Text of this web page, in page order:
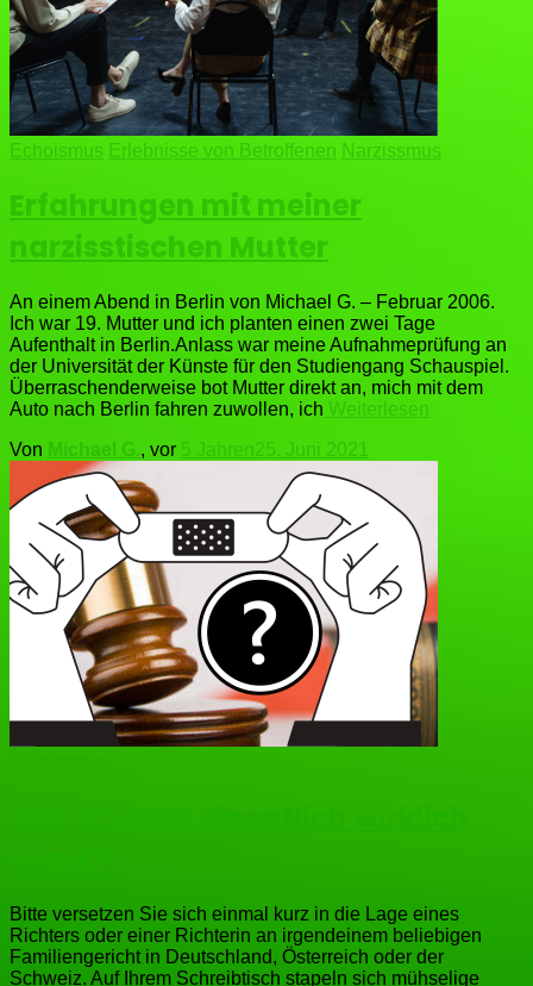
Echoismus Erlebnisse von Betroffenen Narzissmus
Erfahrungen mit meiner
narzisstischen Mutter
An einem Abend in Berlin von Michael G. – Februar 2006.
Ich war 19. Mutter und ich planten einen zwei Tage
Aufenthalt in Berlin.Anlass war meine Aufnahmeprüfung an
der Universität der Künste für den Studiengang Schauspiel.
Überraschenderweise bot Mutter direkt an, mich mit dem
Auto nach Berlin fahren zuwollen, ich Weiterlesen
Von
, vor 5 Jahren 25. Juni 2021
Bitte versetzen Sie sich einmal kurz in die Lage eines
Richters oder einer Richterin an irgendeinem beliebigen
Familiengericht in Deutschland, Österreich oder der
Schweiz. Auf Ihrem Schreibtisch stapeln sich mühselige